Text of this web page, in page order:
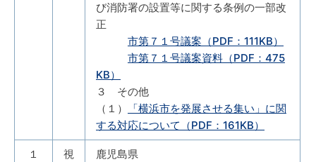
び消防署の設置等に関する条例の一部改
正
市第７１号議案（PDF：111KB）
市第７１号議案資料（PDF：475
KB）
３ その他
（１）
「横浜市を発展させる集い」に関
する対応について（PDF：161KB）
１
視
鹿児島県